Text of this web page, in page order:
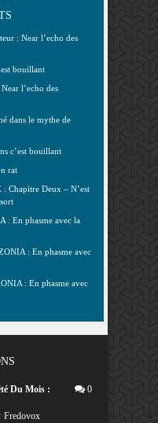
: Near l’echo des
bouillant
l’echo des
dans le mythe de
c’est bouillant
rat
Chapitre Deux – N’est
: En phasme avec la
: En phasme avec
: En phasme avec
Du Mois :
Fredovox
0